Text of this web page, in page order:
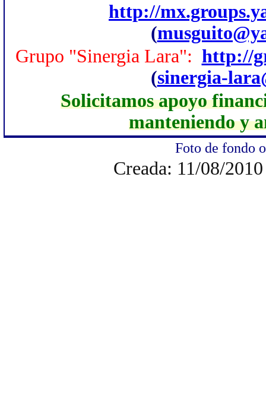
http://
(
Grupo "Sinergia Lara": http://
(sinergia-
Solicitamos apoyo
manteniendo y
Foto de fondo
Creada: 11/08/